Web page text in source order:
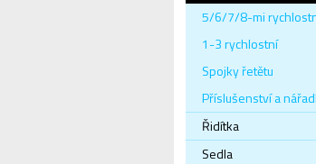
5/6/7/8-mi
1-3 rychlostní
Spojky řetětu
Příslušenství a
Řidítka
Sedla